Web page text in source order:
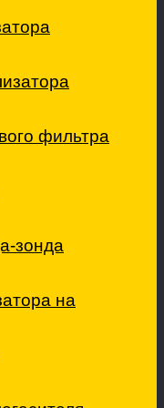
фильтра
зонда
на
на